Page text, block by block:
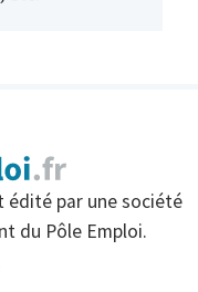
édité par une société
du Pôle Emploi.